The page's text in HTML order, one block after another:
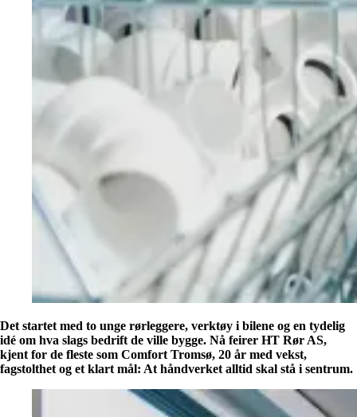
Det startet med to unge rørleggere, verktøy i bilene og en tydelig
idé om hva slags bedrift de ville bygge. Nå feirer HT Rør AS,
kjent for de fleste som Comfort Tromsø, 20 år med vekst,
fagstolthet og et klart mål: At håndverket alltid skal stå i sentrum.